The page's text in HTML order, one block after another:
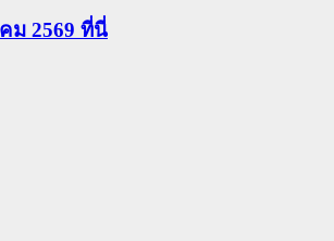
ม 2569 ที่นี่